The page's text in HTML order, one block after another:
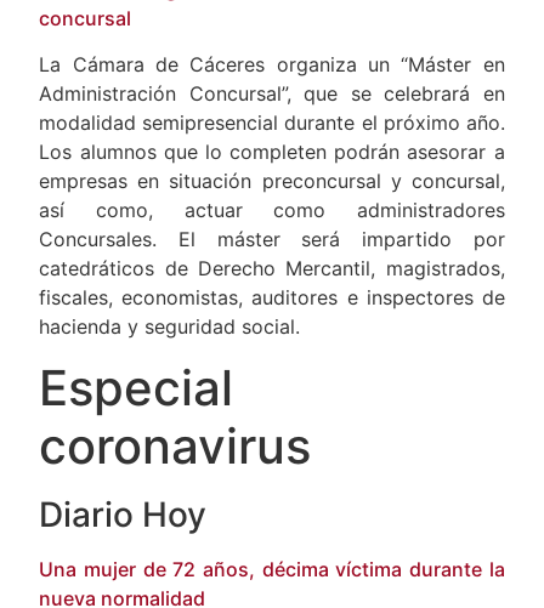
La Cámara organiza un máster en administración
La Cámara de Cáceres organiza un “Máster en
Administración Concursal”, que se celebrará en
modalidad semipresencial durante el próximo año.
Los alumnos que lo completen podrán asesorar a
empresas en situación preconcursal y concursal,
así como, actuar como administradores
Concursales. El máster será impartido por
catedráticos de Derecho Mercantil, magistrados,
fiscales, economistas, auditores e inspectores de
Especial
coronavirus
Diario Hoy
Una mujer de 72 años, décima víctima durante la